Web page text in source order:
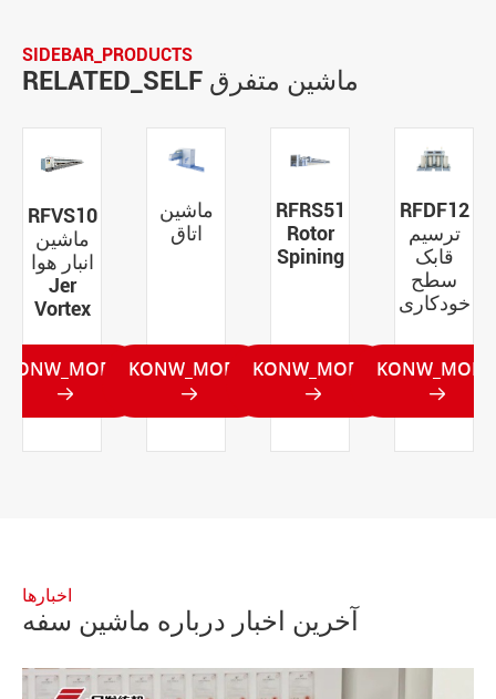
SIDEBAR_PRODUCTS
RELATED_SELF ماشین متفرق
RFVS10
ماشین
انبار هوا
Jer
Vortex
KONW_MORE

ماشين
اتاق
KONW_MORE

RFRS51
Rotor
Spining
KONW_MORE

RFDF12
ترسیم
قابک
سطح
خودکاری
KONW_MORE

اخبارها
آخرین اخبار درباره ماشین سفه